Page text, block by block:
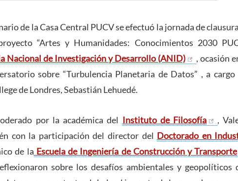
de la Casa Central PUCV se efectuó la jornada de
“Artes y Humanidades: Conocimientos 2030
Nacional de Investigación y Desarrollo (ANID)
, ocasión
sobre “Turbulencia Planetaria de Datos” , a cargo
de Londres, Sebastián Lehuedé.
por la académica del Instituto de Filosofía
,
con la participación del director del Doctorado en
de la Escuela de Ingeniería de Construcción y Transporte
sobre los desafíos ambientales y geopolíticos